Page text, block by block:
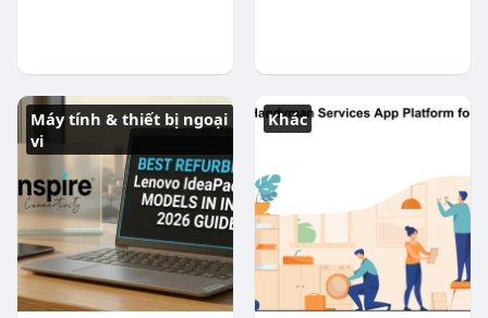
Máy tính & thiết bị ngoại
vi
Khác